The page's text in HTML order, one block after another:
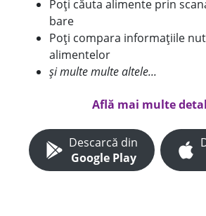
Poți căuta alimente prin
bare
Poți compara informațiile
alimentelor
și multe multe altele...
Află mai multe
Descarcă din
Google Play